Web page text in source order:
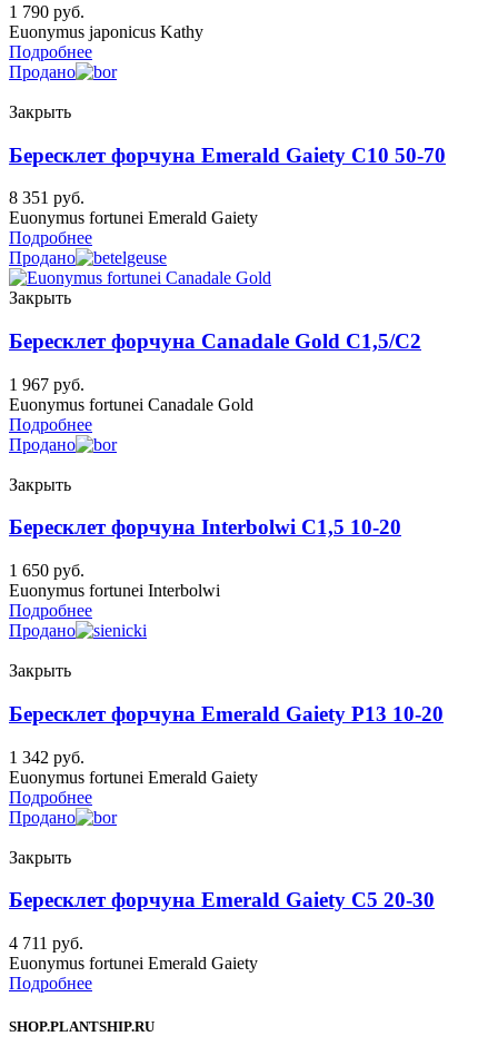
1 790 руб.
Euonymus japonicus Kathy
Подробнее
Продано
Закрыть
Бересклет форчуна Emerald Gaiety C10 50-70
8 351 руб.
Euonymus fortunei Emerald Gaiety
Подробнее
Продано
Закрыть
Бересклет форчуна Canadale Gold C1,5/C2
1 967 руб.
Euonymus fortunei Canadale Gold
Подробнее
Продано
Закрыть
Бересклет форчуна Interbolwi C1,5 10-20
1 650 руб.
Euonymus fortunei Interbolwi
Подробнее
Продано
Закрыть
Бересклет форчуна Emerald Gaiety P13 10-20
1 342 руб.
Euonymus fortunei Emerald Gaiety
Подробнее
Продано
Закрыть
Бересклет форчуна Emerald Gaiety C5 20-30
4 711 руб.
Euonymus fortunei Emerald Gaiety
Подробнее
SHOP.PLANTSHIP.RU